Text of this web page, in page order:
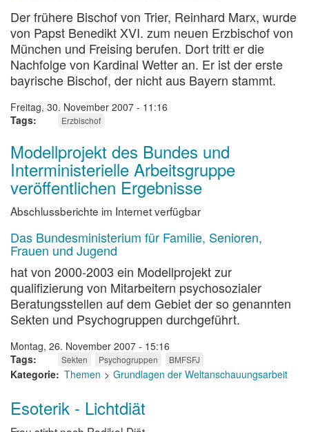
Der frühere Bischof von Trier, Reinhard Marx, wurde
von Papst Benedikt XVI. zum neuen Erzbischof von
München und Freising berufen. Dort tritt er die
Nachfolge von Kardinal Wetter an. Er ist der erste
bayrische Bischof, der nicht aus Bayern stammt.
Freitag, 30. November 2007 - 11:16
Tags
Erzbischof
Modellprojekt des Bundes und
Interministerielle Arbeitsgruppe
veröffentlichen Ergebnisse
Abschlussberichte im Internet verfügbar
Das Bundesministerium für Familie, Senioren,
Frauen und Jugend
hat von 2000-2003 ein Modellprojekt zur
qualifizierung von Mitarbeitern psychosozialer
Beratungsstellen auf dem Gebiet der so genannten
Sekten und Psychogruppen durchgeführt.
Montag, 26. November 2007 - 15:16
Tags
Sekten Psychogruppen BMFSFJ
Kategorie Themen Grundlagen der Weltanschauungsarbeit
Esoterik - Lichtdiät